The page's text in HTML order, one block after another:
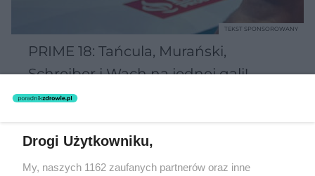
PRIME 18: Tańcula, Murański,
Schreiber i Wach na jednej gali!
TEKST SPONSOROWANY
Drogi Użytkowniku,
My, naszych 1162 zaufanych partnerów oraz inne